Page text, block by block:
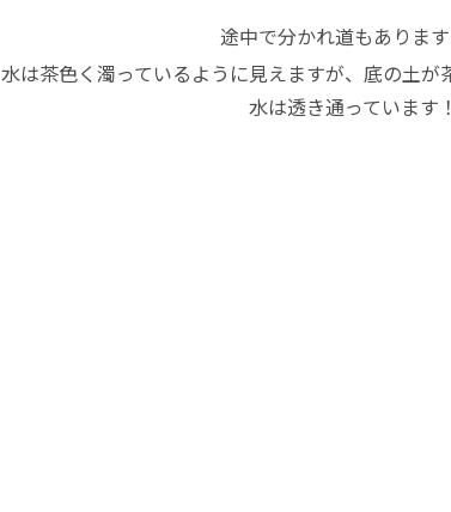
途中で分かれ道もあります
水は茶色く濁っているように見えますが、底の土が
水は透き通っています！